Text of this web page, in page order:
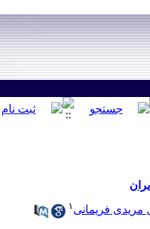
مریدی فریمانی ۱